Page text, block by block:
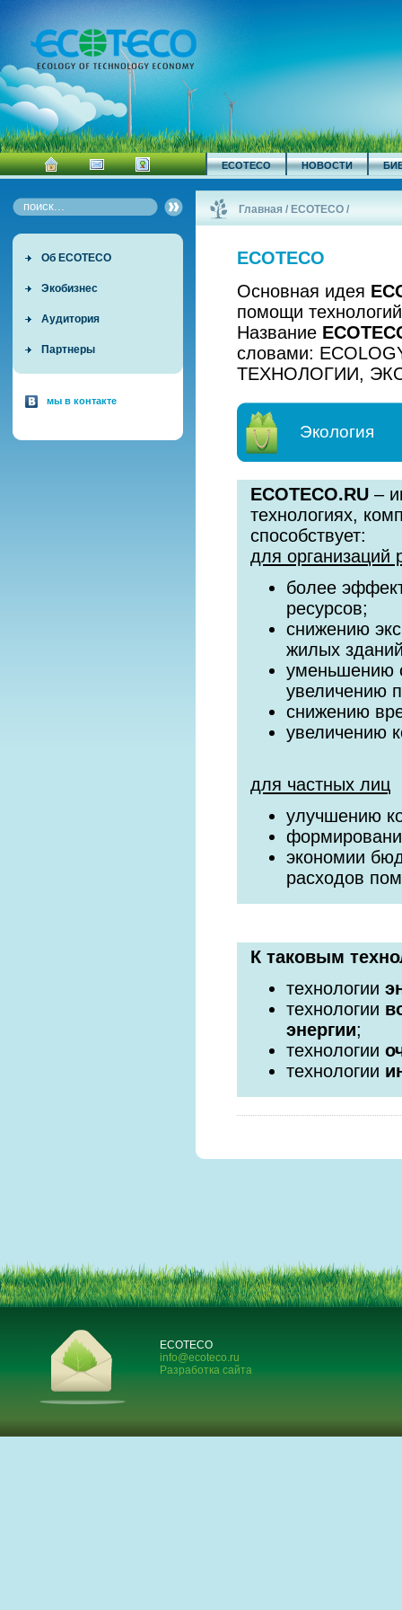
ECOTECO НОВОСТИ
Об ECOTECO
Экобизнес
Аудитория
Партнеры
мы в контакте
Главная / ECOTECO /
ECOTECO
Основная идея
помощи
Название
словами:
ТЕХНОЛОГИИ,
Экология
ECOTECO.RU –
технологиях,
способствует:
для организаций
более
ресурсов;
снижению
жилых
уменьшению
увеличению
снижению
увеличению
для частных лиц
улучшению
экономии
расходов
К таковым
технологии
технологии
энергии;
технологии
технологии
ECOTECO
info@ecoteco.ru
Разработка сайта